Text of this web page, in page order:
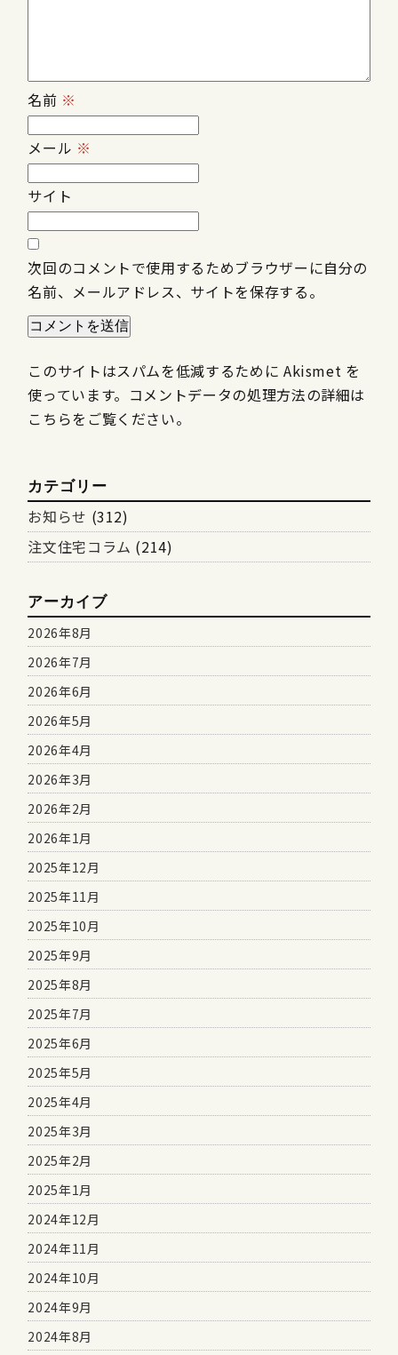
名前 ※
メール ※
サイト
次回のコメントで使用するためブラウザーに自分の
名前、メールアドレス、サイトを保存する。
このサイトはスパムを低減するために Akismet を
使っています。 コメントデータの処理方法の詳細は
こちらをご覧ください。
カテゴリー
お知らせ (312)
注文住宅コラム (214)
アーカイブ
2026年8月
2026年7月
2026年6月
2026年5月
2026年4月
2026年3月
2026年2月
2026年1月
2025年12月
2025年11月
2025年10月
2025年9月
2025年8月
2025年7月
2025年6月
2025年5月
2025年4月
2025年3月
2025年2月
2025年1月
2024年12月
2024年11月
2024年10月
2024年9月
2024年8月